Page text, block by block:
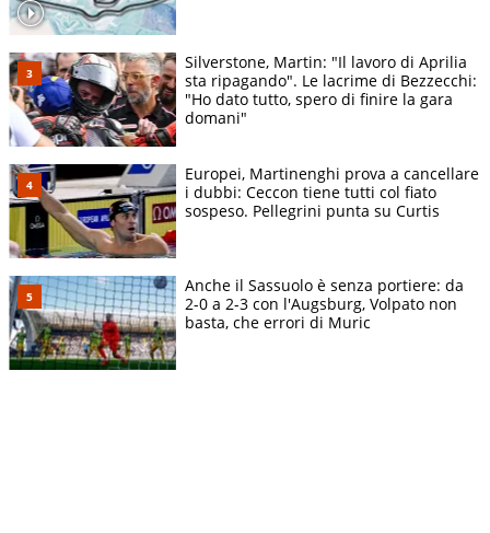
Silverstone, Martin: "Il lavoro di Aprilia
sta ripagando". Le lacrime di Bezzecchi:
"Ho dato tutto, spero di finire la gara
domani"
Europei, Martinenghi prova a cancellare
i dubbi: Ceccon tiene tutti col fiato
sospeso. Pellegrini punta su Curtis
Anche il Sassuolo è senza portiere: da
2-0 a 2-3 con l'Augsburg, Volpato non
basta, che errori di Muric